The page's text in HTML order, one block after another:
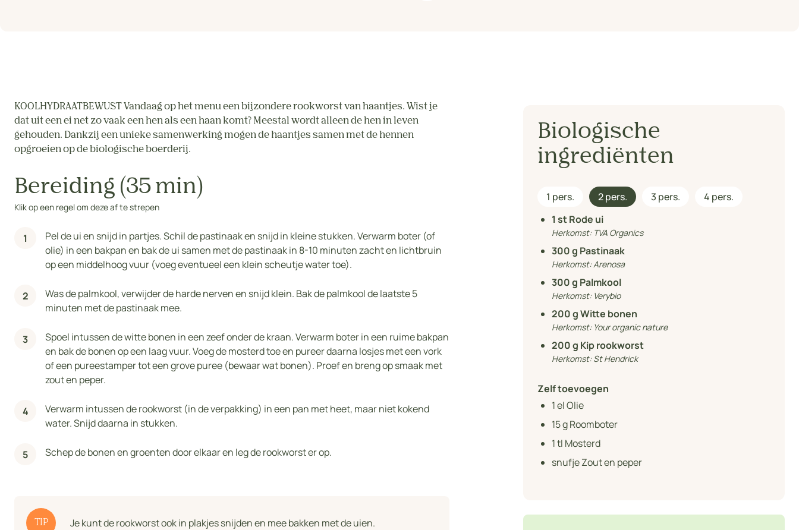
KOOLHYDRAATBEWUST Vandaag op het menu een bijzondere rookworst van haantjes. Wist je
dat uit een ei net zo vaak een hen als een haan komt? Meestal wordt alleen de hen in leven
gehouden. Dankzij een unieke samenwerking mogen de haantjes samen met de hennen
opgroeien op de biologische boerderij.
Bereiding (35 min)
Klik op een regel om deze af te strepen
Pel de ui en snijd in partjes. Schil de pastinaak en snijd in kleine stukken. Verwarm boter (of
olie) in een bakpan en bak de ui samen met de pastinaak in 8-10 minuten zacht en lichtbruin
op een middelhoog vuur (voeg eventueel een klein scheutje water toe).
Was de palmkool, verwijder de harde nerven en snijd klein. Bak de palmkool de laatste 5
minuten met de pastinaak mee.
Spoel intussen de witte bonen in een zeef onder de kraan. Verwarm boter in een ruime bakpan
en bak de bonen op een laag vuur. Voeg de mosterd toe en pureer daarna losjes met een vork
of een pureestamper tot een grove puree (bewaar wat bonen). Proef en breng op smaak met
zout en peper.
Verwarm intussen de rookworst (in de verpakking) in een pan met heet, maar niet kokend
water. Snijd daarna in stukken.
Schep de bonen en groenten door elkaar en leg de rookworst er op.
TIP Je kunt de rookworst ook in plakjes snijden en mee bakken met de uien.
Biologische
ingrediënten
1 pers. 2 pers. 3 pers.
4 pers.
1 st Rode ui
Herkomst: TVA Organics
300g Pastinaak
Herkomst:Arenosa
300g Palmkool
Herkomst: Verybio
200g Witte bonen
Herkomst: Your organic nature
200g Kip rookworst
Herkomst:St Hendrick
Zelf toevoegen
1el Olie
15g Roomboter
1tl Mosterd
snufje Zout en peper